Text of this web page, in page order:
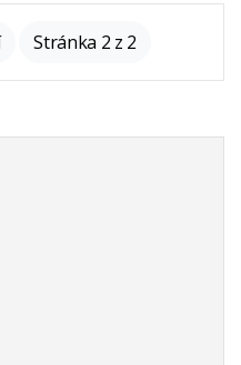
Stránka 2 z 2